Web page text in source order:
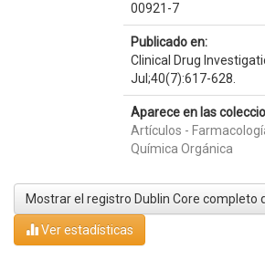
00921-7
Publicado en:
Clinical Drug
Jul;40(7):617-628.
Aparece en las
Artículos -
Química Orgánica
Mostrar el registro Dublin Core completo
Ver estadísticas